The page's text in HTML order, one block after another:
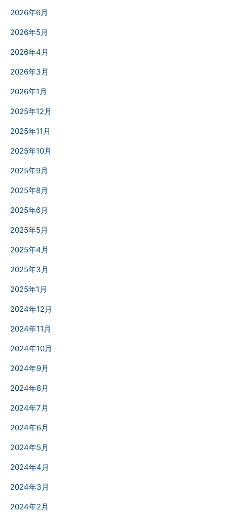
2026年6月
2026年5月
2026年4月
2026年3月
2026年1月
2025年12月
2025年11月
2025年10月
2025年9月
2025年8月
2025年6月
2025年5月
2025年4月
2025年3月
2025年1月
2024年12月
2024年11月
2024年10月
2024年9月
2024年8月
2024年7月
2024年6月
2024年5月
2024年4月
2024年3月
2024年2月